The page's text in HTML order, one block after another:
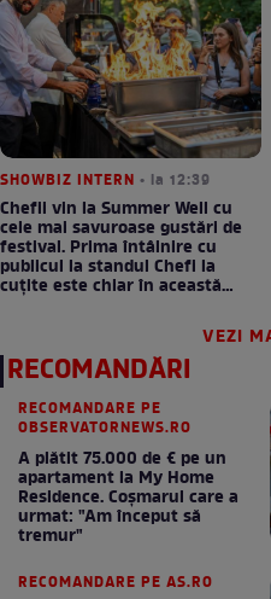
SHOWBIZ INTERN • la 12:39
Chefii vin la Summer Well cu
cele mai savuroase gustări de
festival. Prima întâlnire cu
publicul la standul Chefi la
cuțite este chiar în această
VEZI
RECOMANDĂRI
RECOMANDARE PE
OBSERVATORNEWS.RO
A plătit 75.000 de € pe un
apartament la My Home
Residence. Coşmarul care a
urmat: "Am început să
tremur"
RECOMANDARE PE AS.RO